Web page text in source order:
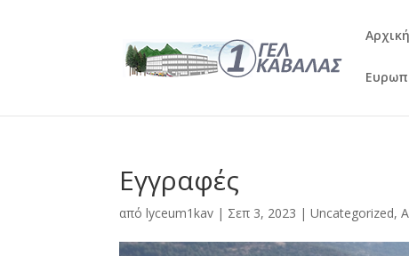
Εγγραφές
απόlyceum1kav | Σεπ 3, 2023 |Uncategorized,